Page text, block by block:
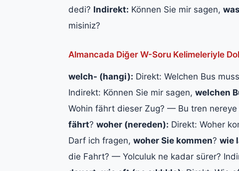
dedi? Indirekt: Können Sie mir sagen,
misiniz?
Almancada Diğer W-Soru Kelimeleriyle
welch- (hangi): Direkt: Welchen Bus
Indirekt: Können Sie mir sagen, welchen
Wohin fährt dieser Zug? — Bu tren
fährt? woher (nereden): Direkt: Woher
Darf ich fragen, woher Sie kommen? wie
die Fahrt? — Yolculuk ne kadar sürer?